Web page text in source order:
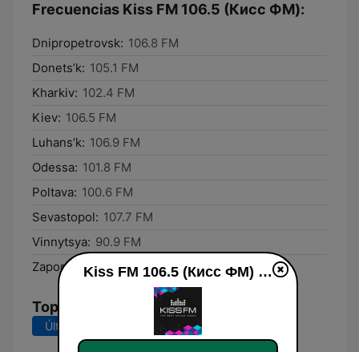
Frecuencias Kiss FM 106.5 (Кисc ФМ):
Dnipropetrovsk: 106.8 FM
Donets’k: 105.1 FM
Kharkiv: 102.4 FM
Kiev: 106.5 FM
Luhans’k: 106.9 FM
Odessa: 101.8 FM
Poltava: 100.6 FM
Sevastopol: 107.7 FM
Vinnytsya: 90.9 FM
Zaporizhzhya: 103.1 FM
Top Canciones
Últimos 7 días Últimos 30 días
Kiss FM 106.5 (Кисc ФМ) en vivo